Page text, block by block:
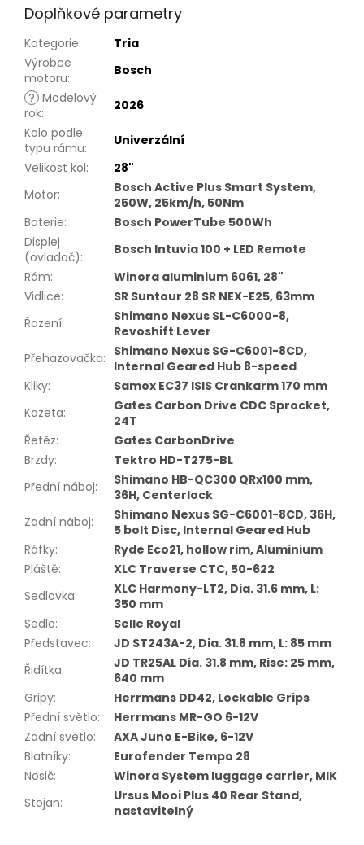
Doplňkové parametry
Kategorie:
Tria
Výrobce
motoru:
Bosch
? Modelový
rok:
2026
Kolo podle
typu rámu:
Univerzální
Velikost kol:
28"
Motor:
Bosch Active Plus Smart System,
250W, 25km/h, 50Nm
Baterie:
Bosch PowerTube 500Wh
Displej
(ovladač):
Bosch Intuvia 100 + LED Remote
Rám:
Winora aluminium 6061, 28"
Vidlice:
SR Suntour 28 SR NEX-E25, 63mm
Řazení:
Shimano Nexus SL-C6000-8,
Revoshift Lever
Přehazovačka: Shimano Nexus SG-C6001-8CD,
Internal Geared Hub 8-speed
Kliky:
Samox EC37 ISIS Crankarm 170 mm
Kazeta:
Gates Carbon Drive CDC Sprocket,
24T
Řetěz:
Gates CarbonDrive
Brzdy:
Tektro HD-T275-BL
Přední náboj:
Shimano HB-QC300 QRx100 mm,
36H, Centerlock
Zadní náboj:
Shimano Nexus SG-C6001-8CD, 36H,
5 bolt Disc, Internal Geared Hub
Ráfky:
Ryde Eco21, hollow rim, Aluminium
Pláště:
XLC Traverse CTC, 50-622
Sedlovka:
XLC Harmony-LT2, Dia. 31.6 mm, L:
350 mm
Sedlo:
Selle Royal
Představec:
JD ST243A-2, Dia. 31.8 mm, L: 85 mm
Řidítka:
JD TR25AL Dia. 31.8 mm, Rise: 25 mm,
640 mm
Gripy:
Herrmans DD42, Lockable Grips
Přední světlo:
Herrmans MR-GO 6-12V
Zadní světlo:
AXA Juno E-Bike, 6-12V
Blatníky:
Eurofender Tempo 28
Nosič:
Winora System luggage carrier, MIK
Stojan:
Ursus Mooi Plus 40 Rear Stand,
nastavitelný